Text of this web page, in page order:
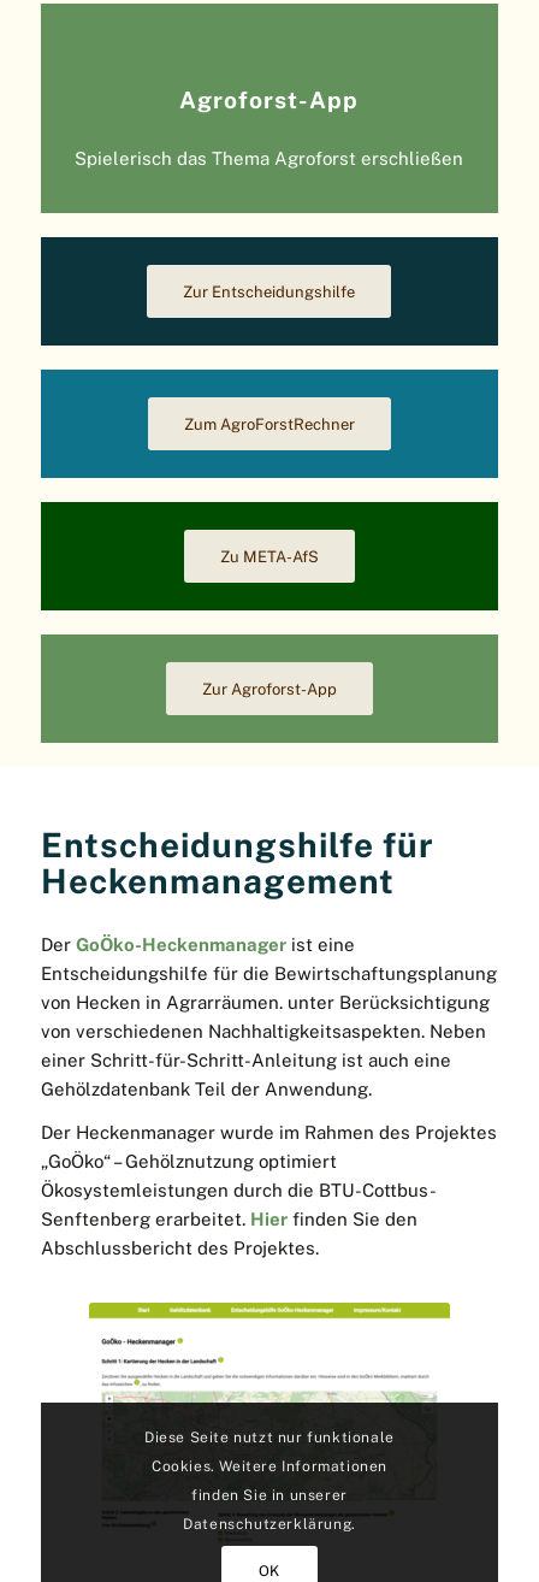
Agroforst-App
Spielerisch das Thema Agroforst erschließen
Zur Entscheidungshilfe
Zum AgroForstRechner
Zu META-AfS
Zur Agroforst-App
Entscheidungshilfe für
Heckenmanagement
Der GoÖko-Heckenmanagerist eine
Entscheidungshilfe für die Bewirtschaftungsplanung
von Hecken in Agrarräumen. unter Berücksichtigung
von verschiedenen Nachhaltigkeitsaspekten. Neben
einer Schritt-für-Schritt-Anleitung ist auch eine
Gehölzdatenbank Teil der Anwendung.
Der Heckenmanager wurde im Rahmen des Projektes
„GoÖko“ – Gehölznutzung optimiert
Ökosystemleistungen durch die BTU-Cottbus-
Senftenberg erarbeitet. Hierfinden Sie den
Abschlussbericht des Projektes.
Diese Seite nutzt nur funktionale
Cookies. Weitere Informationen
finden Sie in unserer
Datenschutzerklärung.
OK